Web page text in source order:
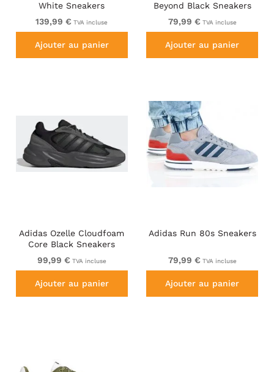
White Sneakers
139,99 € TVA incluse
Ajouter au panier
Beyond Black Sneakers
79,99 € TVA incluse
Ajouter au panier
Adidas Ozelle Cloudfoam
Core Black Sneakers
99,99 € TVA incluse
Ajouter au panier
Adidas Run 80s Sneakers
79,99 € TVA incluse
Ajouter au panier